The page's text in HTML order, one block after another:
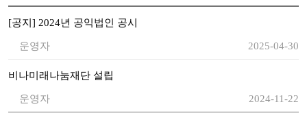
[공지] 2024년 공익법인 공시
운영자 2025-04-30
비나미래나눔재단 설립
운영자 2024-11-22